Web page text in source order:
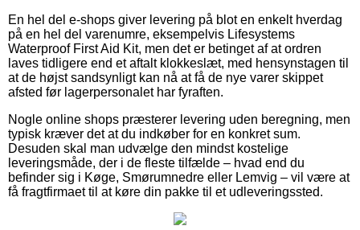
En hel del e-shops giver levering på blot en enkelt hverdag
på en hel del varenumre, eksempelvis Lifesystems
Waterproof First Aid Kit, men det er betinget af at ordren
laves tidligere end et aftalt klokkeslæt, med hensynstagen til
at de højst sandsynligt kan nå at få de nye varer skippet
afsted før lagerpersonalet har fyraften.
Nogle online shops præsterer levering uden beregning, men
typisk kræver det at du indkøber for en konkret sum.
Desuden skal man udvælge den mindst kostelige
leveringsmåde, der i de fleste tilfælde – hvad end du
befinder sig i Køge, Smørumnedre eller Lemvig – vil være at
få fragtfirmaet til at køre din pakke til et udleveringssted.